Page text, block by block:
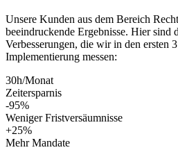
Unsere Kunden aus dem Bereich
beeindruckende Ergebnisse. Hier sind
Verbesserungen, die wir in den ersten
Implementierung messen:
30h/Monat
Zeitersparnis
-95%
Weniger Fristversäumnisse
+25%
Mehr Mandate